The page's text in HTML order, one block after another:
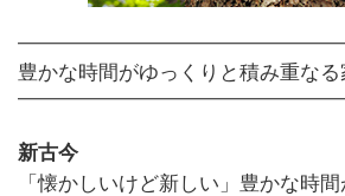
豊かな時間がゆっくりと積み重なる
新古今
「懐かしいけど新しい」豊かな時